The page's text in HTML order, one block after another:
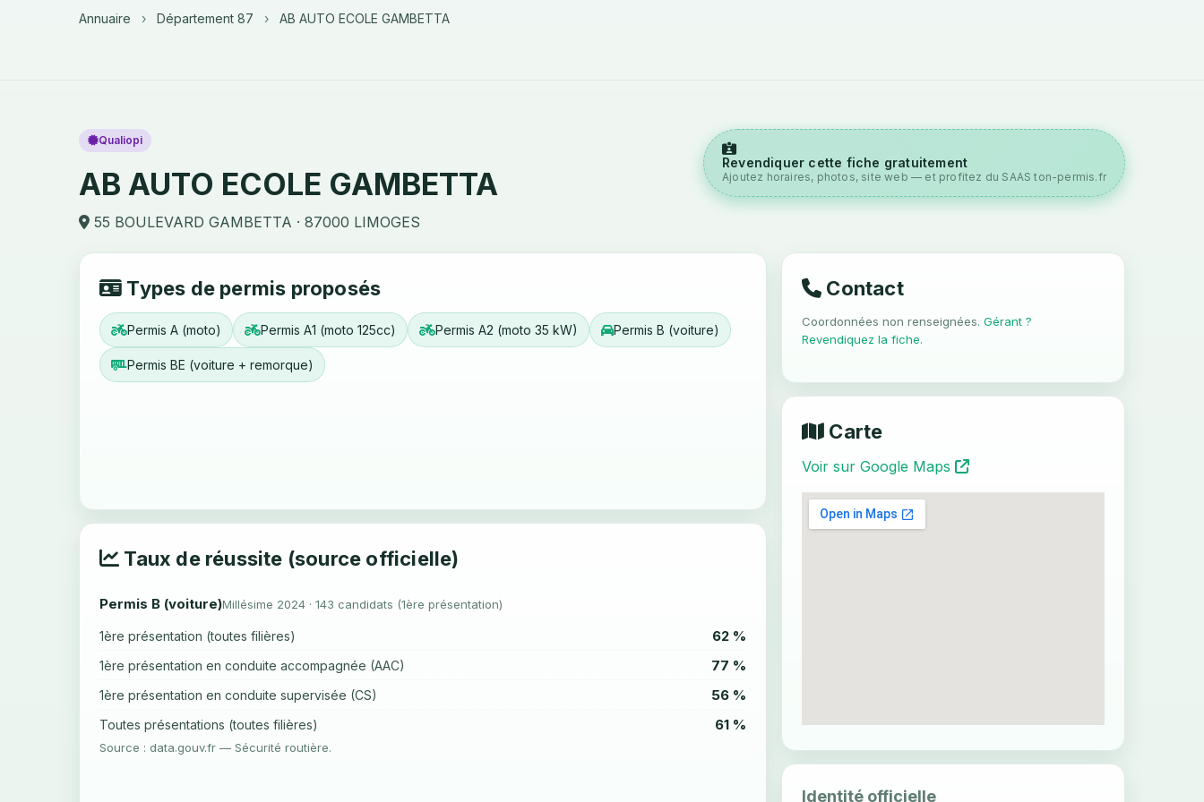
Annuaire › Département 87 › AB AUTO ECOLE GAMBETTA
Qualiopi
AB AUTO ECOLE GAMBETTA
55 BOULEVARD GAMBETTA · 87000 LIMOGES
Revendiquer cette fiche gratuitement
Ajoutez horaires, photos, site web — et profitez du SAAS ton-permis.fr
Types de permis proposés
Permis A (moto) Permis A1 (moto 125cc) Permis A2 (moto 35 kW) Permis B (voiture)
Permis BE (voiture + remorque)
Taux de réussite (source officielle)
Permis B (voiture)Millésime 2024 · 143 candidats (1ère présentation)
1ère présentation (toutes filières) 62 %
1ère présentation en conduite accompagnée (AAC) 77 %
1ère présentation en conduite supervisée (CS) 56 %
Toutes présentations (toutes filières) 61 %
Source : data.gouv.fr — Sécurité routière.
Contact
Coordonnées non renseignées. Gérant ?
Revendiquez la fiche.
Carte
Voir sur Google Maps
Identité officielle